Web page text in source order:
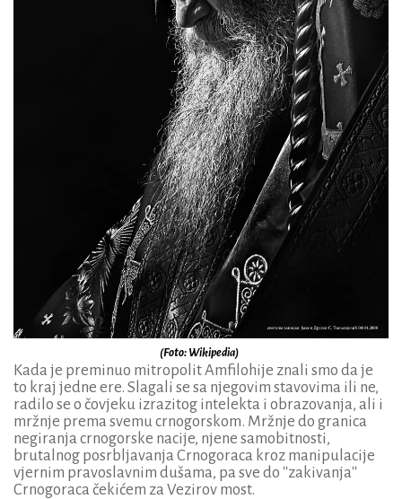
(Foto: Wikipedia)
Kada je preminuo mitropolit Amfilohije znali smo da je
to kraj jedne ere. Slagali se sa njegovim stavovima ili ne,
radilo se o čovjeku izrazitog intelekta i obrazovanja, ali i
mržnje prema svemu crnogorskom. Mržnje do granica
negiranja crnogorske nacije, njene samobitnosti,
brutalnog posrbljavanja Crnogoraca kroz manipulacije
vjernim pravoslavnim dušama, pa sve do ''zakivanja''
Crnogoraca čekićem za Vezirov most.